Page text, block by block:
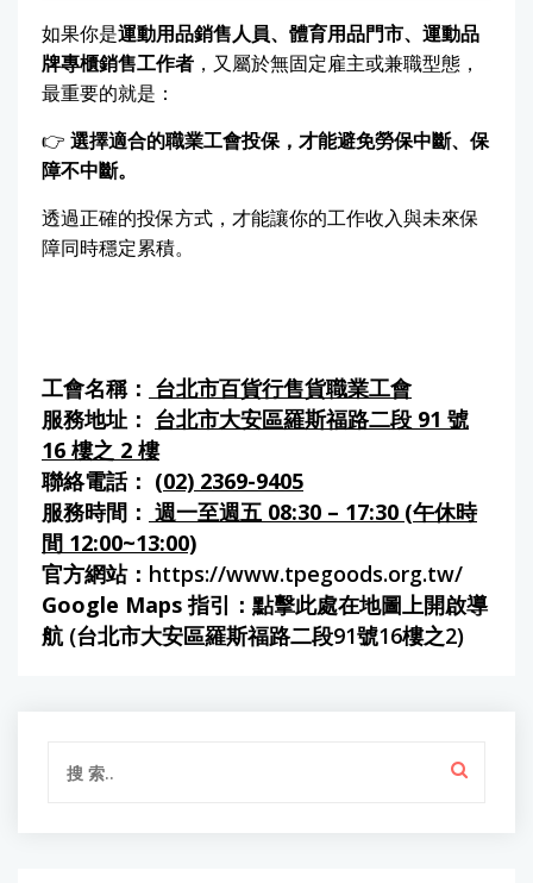
如果你是運動用品銷售人員、體育用品門市、運動品
牌專櫃銷售工作者 ，又屬於無固定雇主或兼職型態，
最重要的就是：
👉 選擇適合的職業工會投保，才能避免勞保中斷、保
障不中斷。
透過正確的投保方式，才能讓你的工作收入與未來保
障同時穩定累積。
工會名稱： 台北市百貨行售貨職業工會
服務地址： 台北市大安區羅斯福路二段 91 號
16 樓之 2 樓
聯絡電話： (02) 2369-9405
服務時間： 週一至週五 08:30 – 17:30 (午休時
間 12:00~13:00)
官方網站： https://www.tpegoods.org.tw/
Google Maps 指引： 點擊此處在地圖上開啟導
航 (台北市大安區羅斯福路二段91號16樓之2)